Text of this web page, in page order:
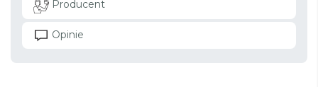
Producent
Opinie